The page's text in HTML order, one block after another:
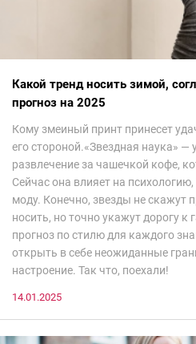
Какой тренд носить зимой,
прогноз на 2025
Кому змеиный принт принесет
его стороной.«Звездная наука» —
развлечение за чашечкой кофе,
Сейчас она влияет на
моду. Конечно, звезды не скажут
носить, но точно укажут дорогу
прогноз по стилю для каждого
открыть в себе неожиданные
настроение. Так что, поехали!
14.01.2025